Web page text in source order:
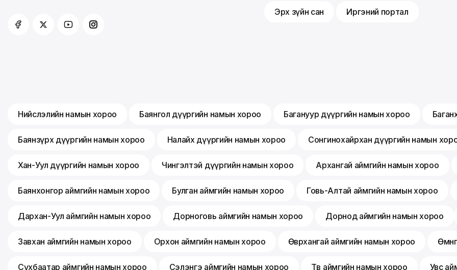
Эрх зүйн сан Иргэний портал
Нийслэлийн намын хороо Баянгол дүүргийн намын хороо Багануур дүүргийн намын хороо
Баянзүрх дүүргийн намын хороо Налайх дүүргийн намын хороо Сонгинохайрхан дүүргийн намын
Хан-Уул дүүргийн намын хороо Чингэлтэй дүүргийн намын хороо Архангай аймгийн намын хороо
Баянхонгор аймгийн намын хороо Булган аймгийн намын хороо Говь-Алтай аймгийн намын хороо
Дархан-Уул аймгийн намын хороо Дорноговь аймгийн намын хороо Дорнод аймгийн намын хороо
Завхан аймгийн намын хороо Орхон аймгийн намын хороо Өвөрхангай аймгийн намын хороо
Сүхбаатар аймгийн намын хороо Сэлэнгэ аймгийн намын хороо Төв аймгийн намын хороо Увс